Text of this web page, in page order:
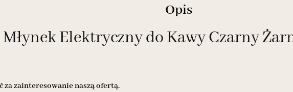
Opis
Elektryczny do Kawy Czarny
za zainteresowanie naszą ofertą.